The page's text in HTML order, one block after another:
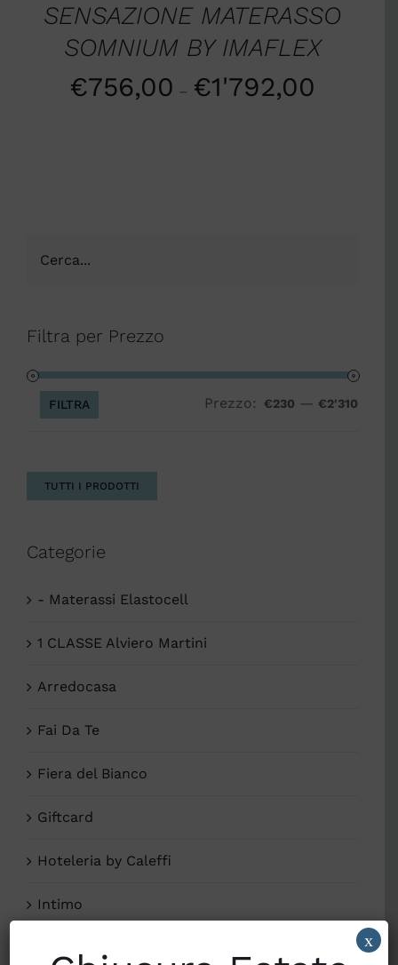
SENSAZIONE MATERASSO
SOMNIUM BY IMAFLEX
€756,00 – €1'792,00
Filtra per Prezzo
FILTRA Prezzo: €230 — €2'310
TUTTI I PRODOTTI
Categorie
- Materassi Elastocell
1 CLASSE Alviero Martini
Arredocasa
Fai Da Te
Fiera del Bianco
Giftcard
Hoteleria by Caleffi
Intimo
x